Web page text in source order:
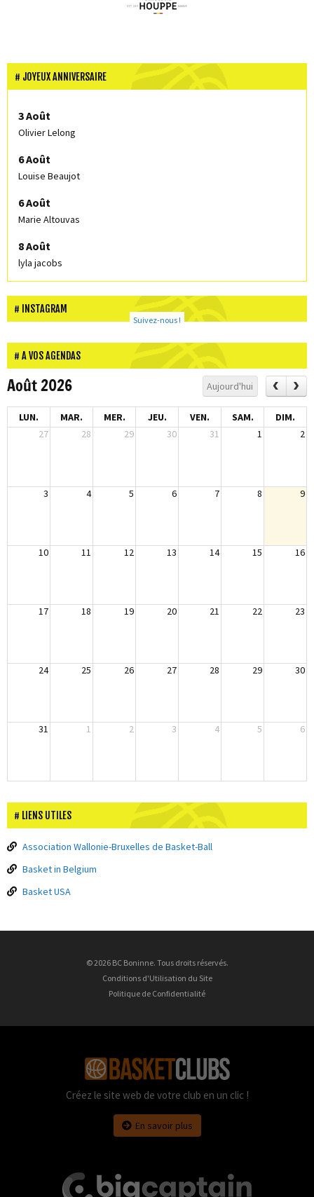
JOYEUX ANNIVERSAIRE
3 Août
Olivier Lelong
6 Août
Louise Beaujot
6 Août
Marie Altouvas
8 Août
lyla jacobs
INSTAGRAM
Suivez-nous !
A VOS AGENDAS
Août 2026 Aujourd'hui
LUN. MAR. MER. JEU. VEN. SAM.
DIM.
27
28 29 30 31 1 2
3 4 5 6 7 8 9
10 11 12 13 14 15 16
17 18 19 20 21 22 23
24 25 26 27 28 29 30
31 1 2 3 4 5 6
LIENS UTILES
Association Wallonie-Bruxelles de Basket-Ball
Basket in Belgium
Basket USA
© 2026 BC Boninne. Tous droits réservés.
Conditions d'Utilisation du Site
Politique de Confidentialité
Créez le site web de votre club en un clic !
En savoir plus